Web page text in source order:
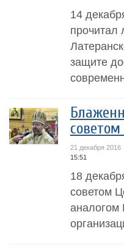
14
прочитал
защите
21 декабря 2016
15:51
18
советом
аналогом